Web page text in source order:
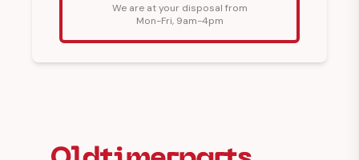
We are at your disposal from
Mon-Fri, 9am-4pm